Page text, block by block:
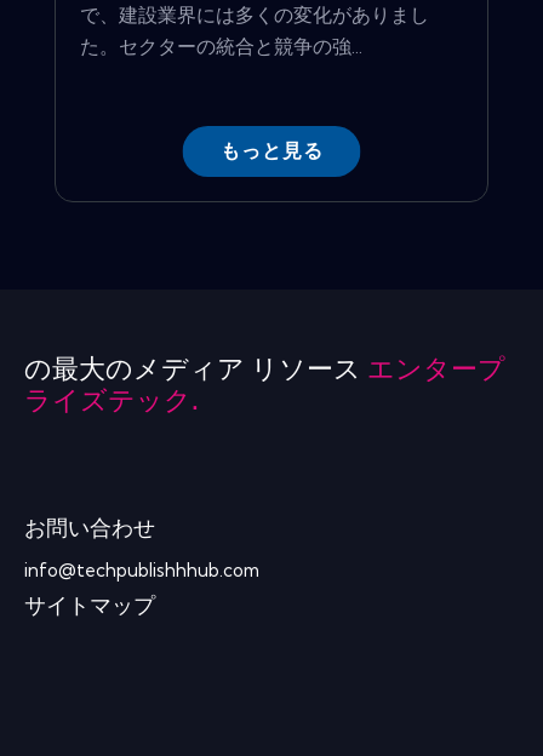
で、建設業界には多くの変化がありまし
た。セクターの統合と競争の強...
もっと見る
の最大のメディア リソース エンタープ
ライズテック.
お問い合わせ
info@techpublishhhub.com
サイトマップ